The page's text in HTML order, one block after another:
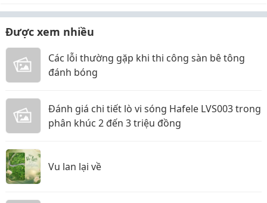
Được xem nhiều
Các lỗi thường gặp khi thi công sàn bê tông
đánh bóng
Đánh giá chi tiết lò vi sóng Hafele LVS003 trong
phân khúc 2 đến 3 triệu đồng
Vu lan lại về